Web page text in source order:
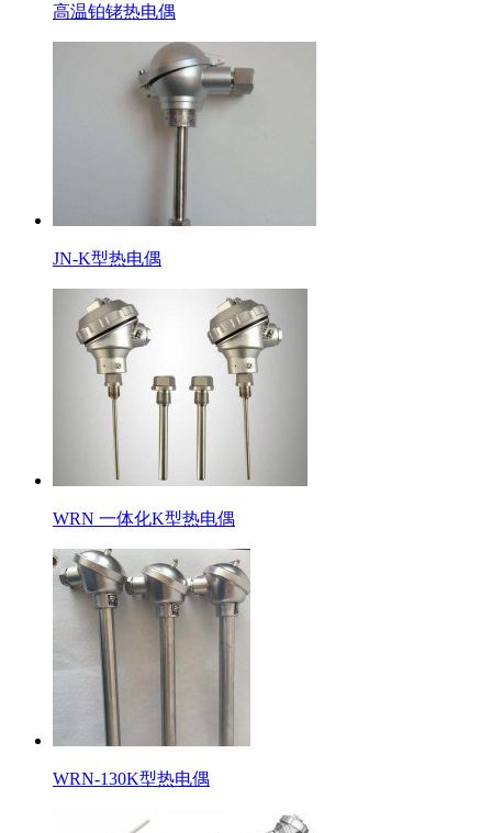
高温铂铑热电偶
JN-K型热电偶
WRN 一体化K型热电偶
WRN-130K型热电偶